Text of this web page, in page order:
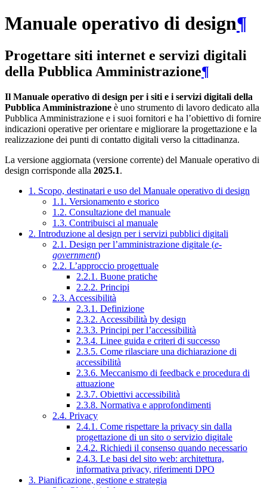
Manuale operativo di design¶
Progettare siti internet e servizi digitali
della Pubblica Amministrazione¶
Il Manuale operativo di design per i siti e i servizi digitali della
Pubblica Amministrazione è uno strumento di lavoro dedicato alla
Pubblica Amministrazione e i suoi fornitori e ha l’obiettivo di fornire
indicazioni operative per orientare e migliorare la progettazione e la
realizzazione dei punti di contatto digitali verso la cittadinanza.
La versione aggiornata (versione corrente) del Manuale operativo di
design corrisponde alla 2025.1.
1. Scopo, destinatari e uso del Manuale operativo di design
1.1. Versionamento e storico
1.2. Consultazione del manuale
1.3. Contribuisci al manuale
2. Introduzione al design per i servizi pubblici digitali
2.1. Design per l’amministrazione digitale (e-
government)
2.2. L’approccio progettuale
2.2.1. Buone pratiche
2.2.2. Principi
2.3. Accessibilità
2.3.1. Definizione
2.3.2. Accessibilità by design
2.3.3. Principi per l’accessibilità
2.3.4. Linee guida e criteri di successo
2.3.5. Come rilasciare una dichiarazione di
accessibilità
2.3.6. Meccanismo di feedback e procedura di
attuazione
2.3.7. Obiettivi accessibilità
2.3.8. Normativa e approfondimenti
2.4. Privacy
2.4.1. Come rispettare la privacy sin dalla
progettazione di un sito o servizio digitale
2.4.2. Richiedi il consenso quando necessario
2.4.3. Le basi del sito web: architettura,
informativa privacy, riferimenti DPO
3. Pianificazione, gestione e strategia